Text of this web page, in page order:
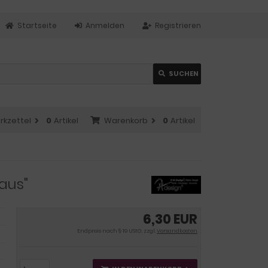
Registrieren
Anmelden
Startseite
SUCHEN
Warenkorb 0 Artikel
0 Artikel
6,30 EUR
Endpreis nach § 19 UStG. zzgl.Versandkosten